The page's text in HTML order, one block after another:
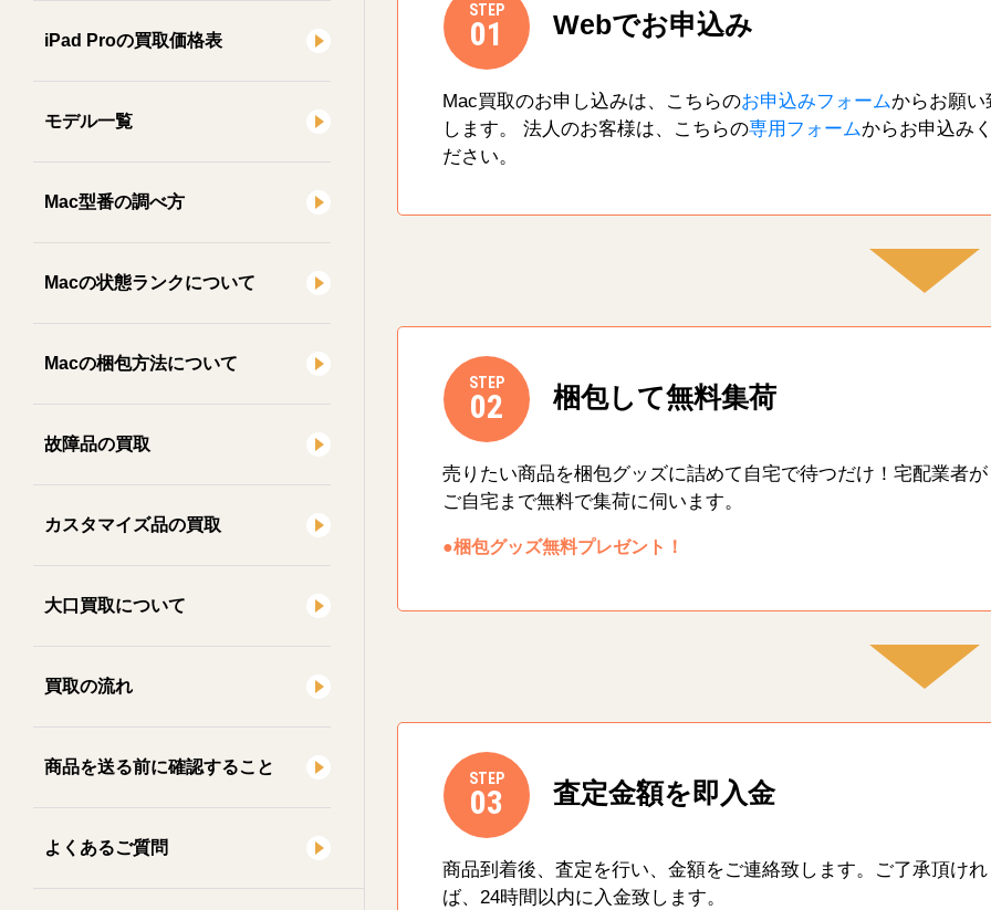
iPad Proの買取価格表
モデル一覧
Mac型番の調べ方
Macの状態ランクについて
Macの梱包方法について
故障品の買取
カスタマイズ品の買取
大口買取について
買取の流れ
商品を送る前に確認すること
よくあるご質問
STEP
01 Webでお申込み
Mac買取のお申し込みは、こちらのお申込みフォームからお願い
します。 法人のお客様は、こちらの専用フォームからお申込み
ださい。
STEP
02 梱包して無料集荷
売りたい商品を梱包グッズに詰めて自宅で待つだけ！宅配業者が
ご自宅まで無料で集荷に伺います。
●梱包グッズ無料プレゼント！
STEP
03 査定金額を即入金
商品到着後、査定を行い、金額をご連絡致します。ご了承頂けれ
ば、24時間以内に入金致します。